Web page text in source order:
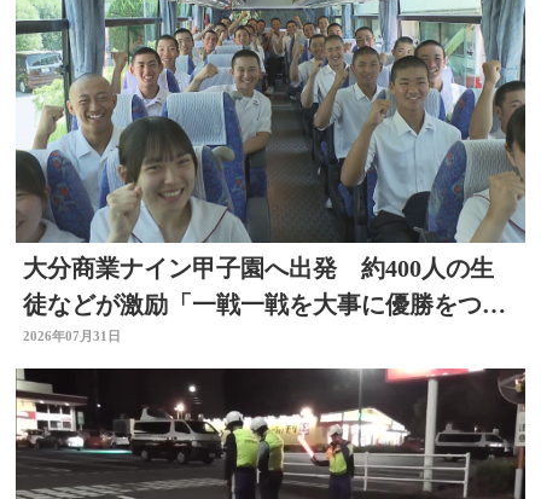
大分商業ナイン甲子園へ出発 約400人の生
徒などが激励「一戦一戦を大事に優勝をつか
み取って」
2026年07月31日